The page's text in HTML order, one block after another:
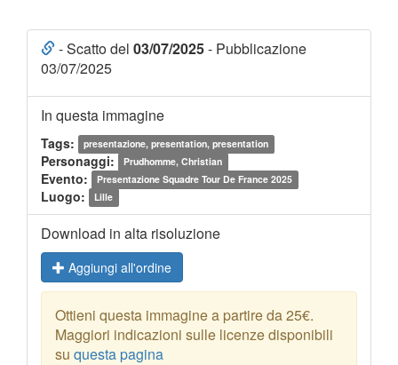
- Scatto del 03/07/2025- Pubblicazione
03/07/2025
In questa immagine
Tags: presentazione, presentation, presentation
Personaggi: Prudhomme, Christian
Evento: Presentazione Squadre Tour De France 2025
Luogo: Lille
Download in alta risoluzione
Aggiungi all'ordine
Ottieni questa immagine a partire da 25€.
Maggiori indicazioni sulle licenze disponibili
su questa pagina